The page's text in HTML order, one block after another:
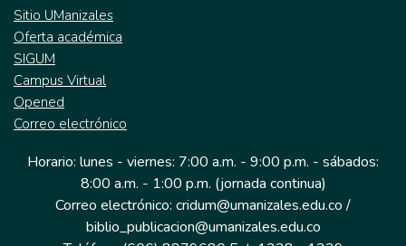
Sitio UManizales
Oferta académica
SIGUM
Campus Virtual
Opened
Correo electrónico
Horario: lunes - viernes: 7:00 a.m. - 9:00 p.m. - sábados:
8:00 a.m. - 1:00 p.m. (jornada continua)
Correo electrónico: cridum@umanizales.edu.co /
biblio_publicacion@umanizales.edu.co